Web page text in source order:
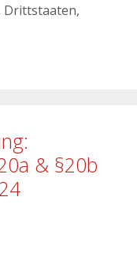
Drittstaaten,
& §20b